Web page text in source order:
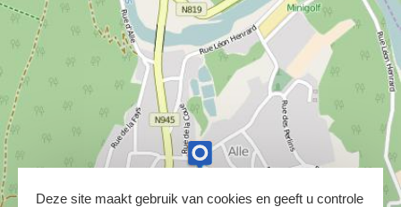
Deze site maakt gebruik van cookies en geeft u controle